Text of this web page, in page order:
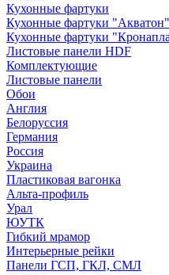
Кухонные фартуки
Кухонные фартуки "Акватон"
Кухонные фартуки
Листовые панели HDF
Комплектующие
Листовые панели
Обои
Англия
Белоруссия
Германия
Россия
Украина
Пластиковая вагонка
Альта-профиль
Урал
ЮУТК
Гибкий мрамор
Интерьерные рейки
Панели ГСП, ГКЛ, СМЛ